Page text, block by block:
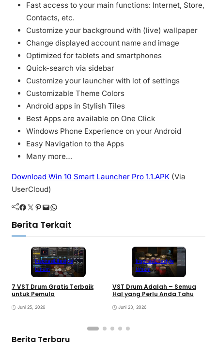
Fast access to your main functions: Internet, Store,
Contacts, etc.
Customize your background with (live) wallpaper
Change displayed account name and image
Optimized for tablets and smartphones
Quick-search via sidebar
Customize your launcher with lot of settings
Customizable Theme Colors
Android apps in Stylish Tiles
Best Apps are available on One Click
Windows Phone Experience on your Android
Easy Navigation to the Apps
Many more…
Download Win 10 Smart Launcher Pro 1.1.APK (Via
UserCloud)
Facebook Twitter Pinterest Mail WhatsApp
Berita Terkait
InspirasiLifestyle
Umum
7 VST Drum Gratis Terbaik
untuk Pemula
Juni 25, 2026
InspirasiLifestyle
Umum
VST Drum Adalah – Semua
Hal yang Perlu Anda Tahu
Juni 23, 2026
Berita Terbaru